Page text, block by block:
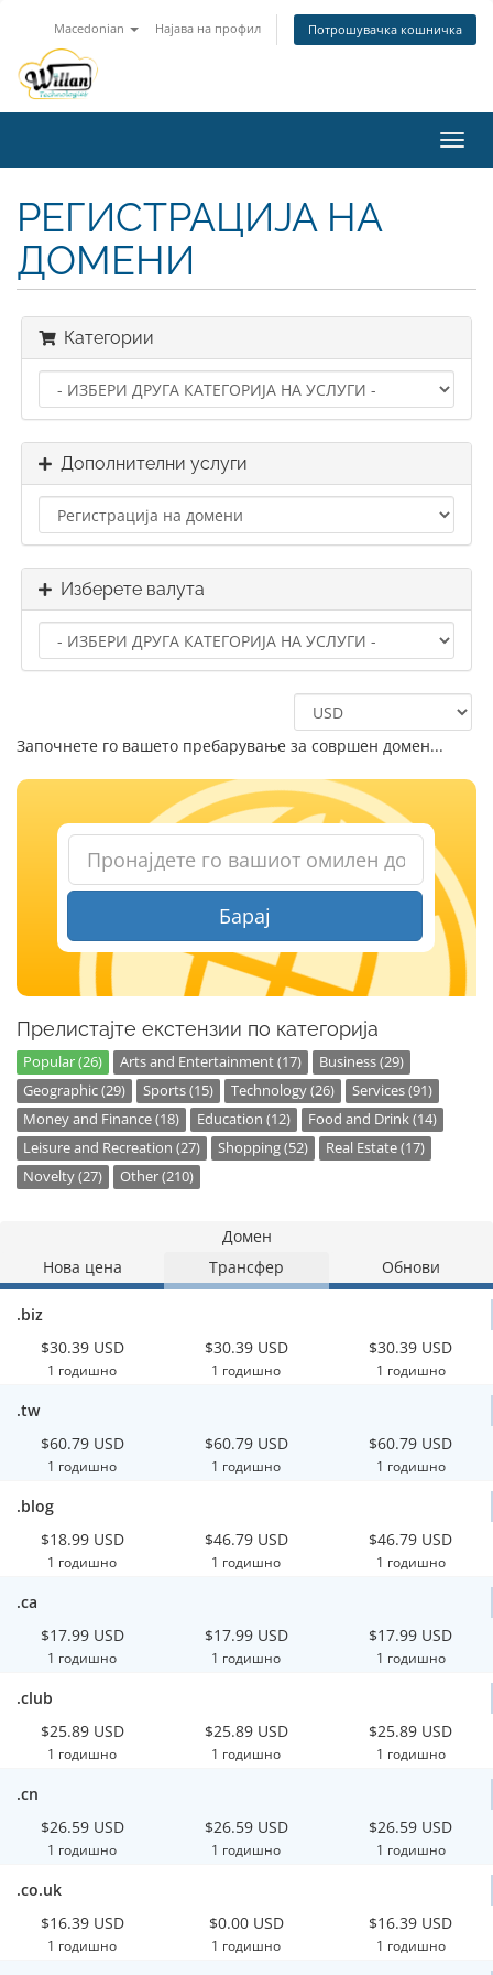
Macedonian Најава на профил Потрошувачка кошничка
ја
РЕГИСТРАЦИЈА НА
ДОМЕНИ
Категории
Дополнителни услуги
Изберете валута
Започнете го вашето пребарување за совршен домен...
Барај
Прелистајте екстензии по категорија
Popular (26) Arts and Entertainment (17)
Business (29)
Geographic (29)
Sports (15) Technology (26)
Services (91)
Money and Finance (18)
Education (12)
Food and Drink (14)
Leisure and Recreation (27)
Shopping (52)
Real Estate (17)
Novelty (27)
Other (210)
Домен
Нова цена
Трансфер Обнови
.biz
$30.39 USD
1 годишно
$30.39 USD
1 годишно
$30.39 USD
1 годишно
.tw
$60.79 USD
1 годишно
$60.79 USD
1 годишно
$60.79 USD
1 годишно
.blog
$18.99 USD
1 годишно
$46.79 USD
1 годишно
$46.79 USD
1 годишно
.ca
$17.99 USD
1 годишно
$17.99 USD
1 годишно
$17.99 USD
1 годишно
.club
$25.89 USD
1 годишно
$25.89 USD
1 годишно
$25.89 USD
1 годишно
.cn
$26.59 USD
1 годишно
$26.59 USD
1 годишно
$26.59 USD
1 годишно
.co.uk
$16.39 USD
1 годишно
$0.00 USD
1 годишно
$16.39 USD
1 годишно